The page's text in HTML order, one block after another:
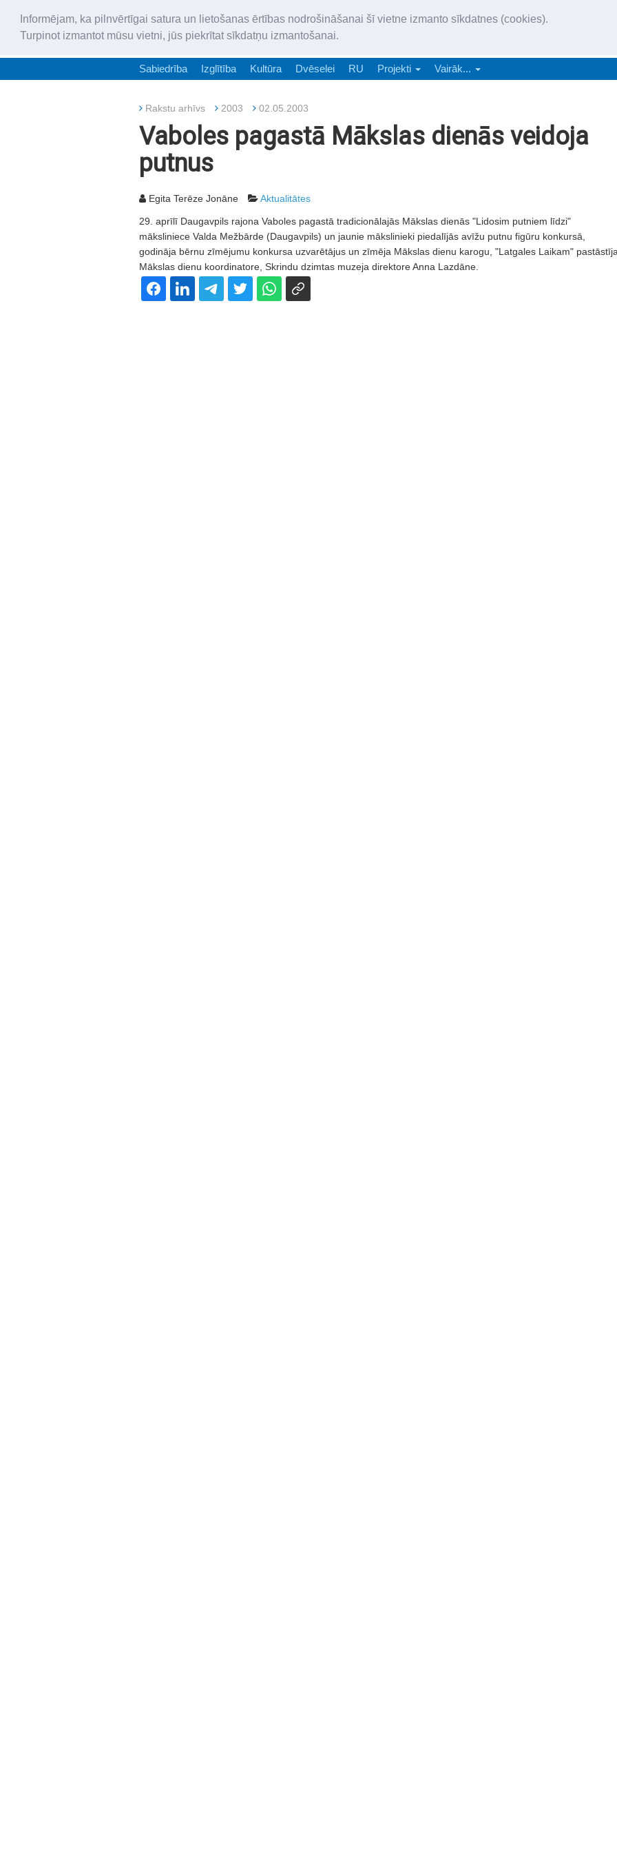
Informējam, ka pilnvērtīgai satura un lietošanas ērtības nodrošināšanai šī vietne izmanto sīkdatnes (cookies).
Turpinot izmantot mūsu vietni, jūs piekrītat sīkdatņu izmantošanai.
„Latgales Laiks” latviešu valodā aptver Daugavpils valstspilsētu,
Sabiedrība Izglītība Kultūra Dvēselei RU Projekti Vairāk...
Rakstu arhīvs 2003 02.05.2003
Vaboles pagastā Mākslas dienās veidoja
putnus
Egita Terēze Jonāne Aktualitātes
29. aprīlī Daugavpils rajona Vaboles pagastā tradicionālajās Mākslas dienās "Lidosim putniem līdzi"
māksliniece Valda Mežbārde (Daugavpils) un jaunie mākslinieki piedalījās avīžu putnu figūru konkursā,
godināja bērnu zīmējumu konkursa uzvarētājus un zīmēja Mākslas dienu karogu, "Latgales Laikam" pastāstīja
Mākslas dienu koordinatore, Skrindu dzimtas muzeja direktore Anna Lazdāne.